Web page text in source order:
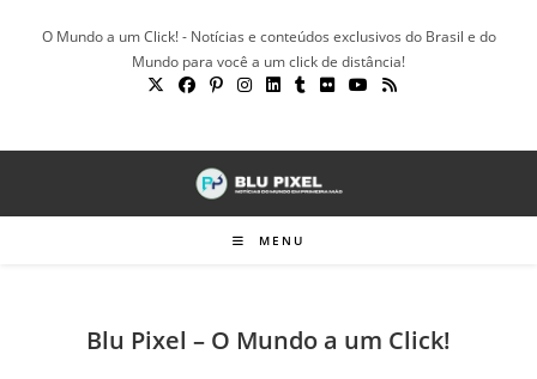
O Mundo a um Click! - Notícias e conteúdos exclusivos do Brasil e do
Mundo para você a um click de distância!
MENU
Blu Pixel – O Mundo a um Click!